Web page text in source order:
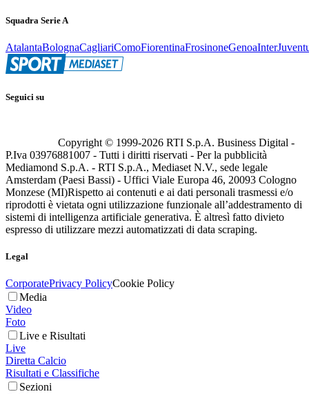
Squadra Serie A
AtalantaBolognaCagliariComoFiorentinaFrosinoneGenoaInter
Seguici su
Copyright © 1999-2026 RTI S.p.A. Business Digital -
P.Iva 03976881007 - Tutti i diritti riservati - Per la pubblicità
Mediamond S.p.A. - RTI S.p.A., Mediaset N.V., sede legale
Amsterdam (Paesi Bassi) - Uffici Viale Europa 46, 20093 Cologno
Monzese (MI)Rispetto ai contenuti e ai dati personali trasmessi e/o
riprodotti è vietata ogni utilizzazione funzionale all’addestramento di
sistemi di intelligenza artificiale generativa. È altresì fatto divieto
espresso di utilizzare mezzi automatizzati di data scraping.
Legal
CorporatePrivacy PolicyCookie Policy
Media
Video
Foto
Live e Risultati
Live
Diretta Calcio
Risultati e Classifiche
Sezioni